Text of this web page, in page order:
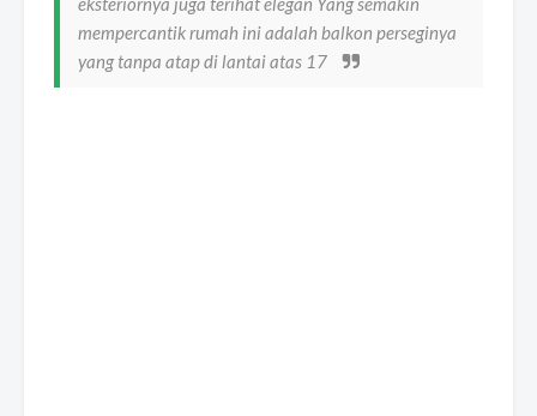
mempercantik rumah ini adalah balkon perseginya
yang tanpa atap di lantai atas 17